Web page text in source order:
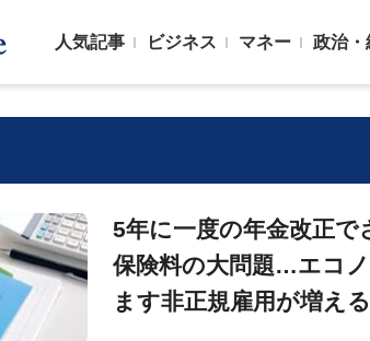
人気記事 ビジネス マネー 政治・
5年に一度の年金改正で
保険料の大問題…エコ
ます非正規雇用が増え